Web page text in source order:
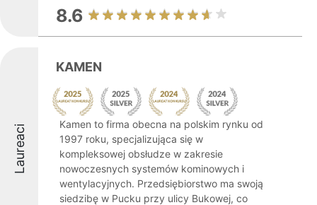
8.6
Laureaci
KAMEN
Kamen to firma obecna na polskim rynku od
1997 roku, specjalizująca się w
kompleksowej obsłudze w zakresie
nowoczesnych systemów kominowych i
wentylacyjnych. Przedsiębiorstwo ma swoją
siedzibę w Pucku przy ulicy Bukowej, co